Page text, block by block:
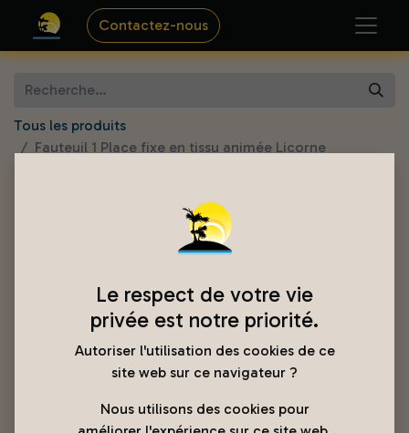
Contactez-nous
Tous les produits
Fauteuil 1 Place fixe en tissu animée Licorne
Le respect de votre vie
privée est notre priorité.
Autoriser l'utilisation des cookies de ce
site web sur ce navigateur ?
Nous utilisons des cookies pour